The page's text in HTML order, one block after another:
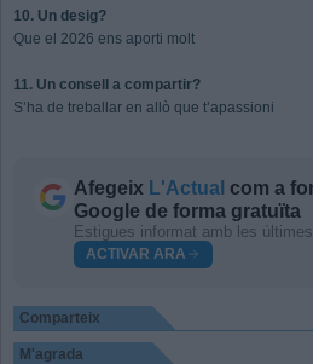
10. Un desig?
Que el 2026 ens aporti molt
11. Un consell a compartir?
S’ha de treballar en allò que t’apassioni
Afegeix L'Actual com a
Google de forma gratuïta
Estigues informat amb les
ACTIVAR ARA
Comparteix
M'agrada